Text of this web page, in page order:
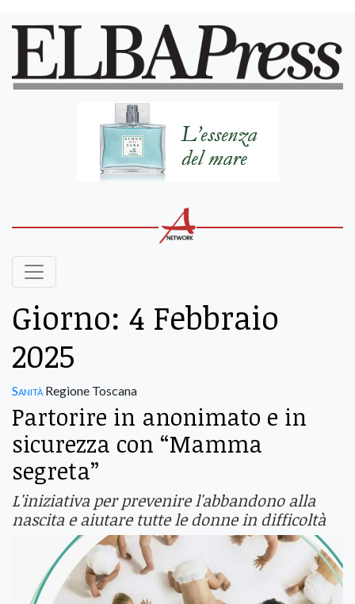
Giorno: 4 Febbraio
2025
Sanità Regione Toscana
Partorire in anonimato e in
sicurezza con “Mamma
segreta”
L'iniziativa per prevenire l'abbandono alla
nascita e aiutare tutte le donne in difficoltà